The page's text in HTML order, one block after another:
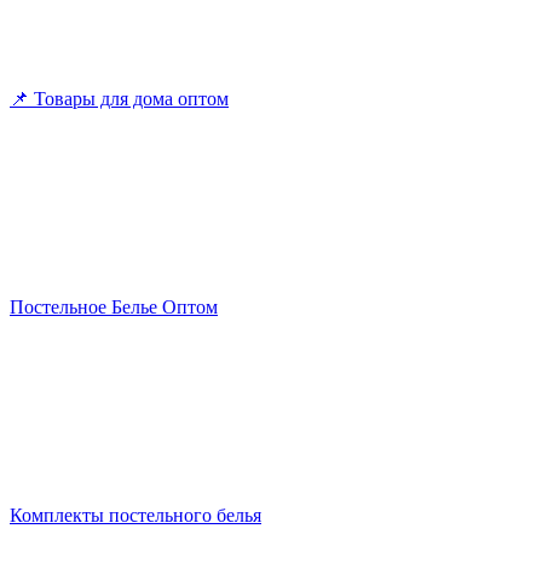
📌 Товары для дома оптом
Постельное Белье Оптом
Комплекты постельного белья